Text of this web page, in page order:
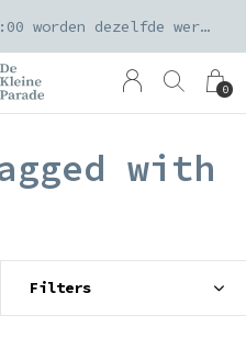
0
Orders geplaatst voor 15:00 worden dezelfde werkdag verzonden
with
Filters